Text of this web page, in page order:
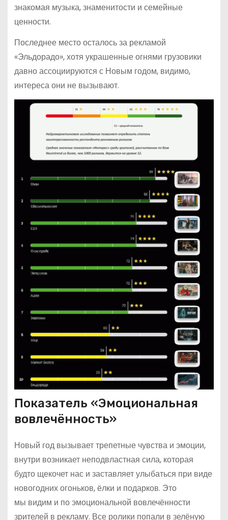
знакомая музыка, знаменитости и семейные
ценности.
Последнее место осталось за рекламой
«Эльдорадо», хотя украшенные огнями грузовики
давно ассоциируются с Новым годом, видимо,
интереса они не вызывают.
Показатель «Эмоциональная
вовлечённость»
Новый год вызывает трепетные чувства и эмоции,
внутри возникает неподвластная сила, которая
будто щекочет нас и заставляет улыбаться при виде
новогодних огоньков, ёлки и подарков. Это
мы видим и по эмоциональной вовлечённости
зрителей в рекламу. Все ролики попали в зелёную